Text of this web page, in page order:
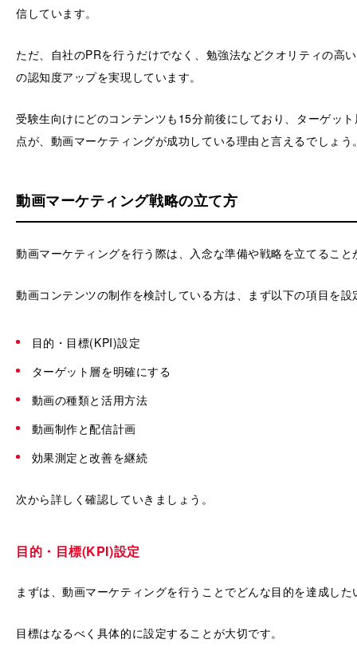
信しています。
ただ、自社のPRを行うだけでなく、勉強法などクオリティの高
の認知度アップを実現しています。
受験生向けにどのコンテンツも15分前後にしており、ターゲッ
点が、動画マーケティングが成功している理由と言えるでしょう
動画マーケティング戦略の立て方
動画マーケティングを行う際は、入念な準備や戦略を立てること
動画コンテンツの制作を検討している方は、まず以下の項目を設
目的・目標(KPI)設定
ターゲット層を明確にする
動画の種類と活用方法
動画制作と配信計画
効果測定と改善を継続
次から詳しく確認していきましょう。
目的・目標(KPI)設定
まずは、動画マーケティングを行うことでどんな目的を達成し
目標はなるべく具体的に設定することが大切です。